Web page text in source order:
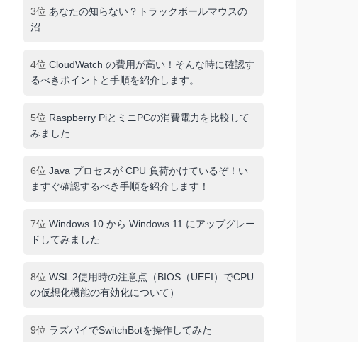
3位 あなたの知らない？トラックボールマウスの
沼
4位 CloudWatch の費用が高い！そんな時に確認す
るべきポイントと手順を紹介します。
5位 Raspberry PiとミニPCの消費電力を比較して
みました
6位 Java プロセスが CPU 負荷かけているぞ！い
ますぐ確認するべき手順を紹介します！
7位 Windows 10 から Windows 11 にアップグレー
ドしてみました
8位 WSL 2使用時の注意点（BIOS（UEFI）でCPU
の仮想化機能の有効化について）
9位 ラズパイでSwitchBotを操作してみた